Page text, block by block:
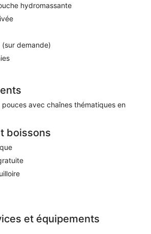
hydromassante
demande)
avec chaînes thématiques en
boissons
et équipements